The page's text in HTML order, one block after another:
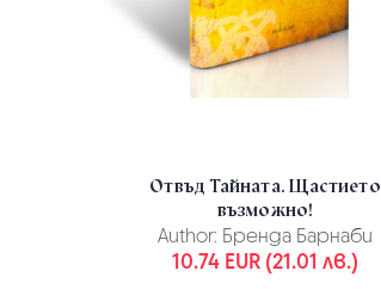
Отвъд Тайната. Щастието
възможно!
Author: Бренда Барнаби
10.74 EUR (21.01 лв.)